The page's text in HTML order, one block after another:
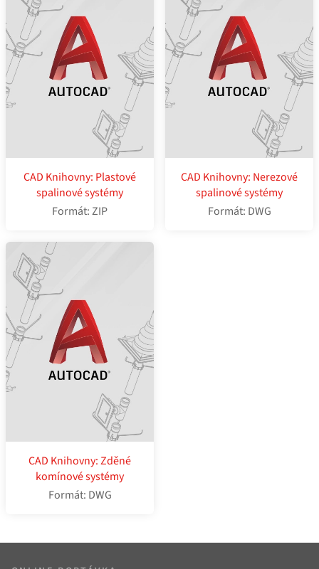
CAD Knihovny: Plastové
spalinové systémy
Formát: ZIP
CAD Knihovny: Nerezové
spalinové systémy
Formát: DWG
CAD Knihovny: Zděné
komínové systémy
Formát: DWG